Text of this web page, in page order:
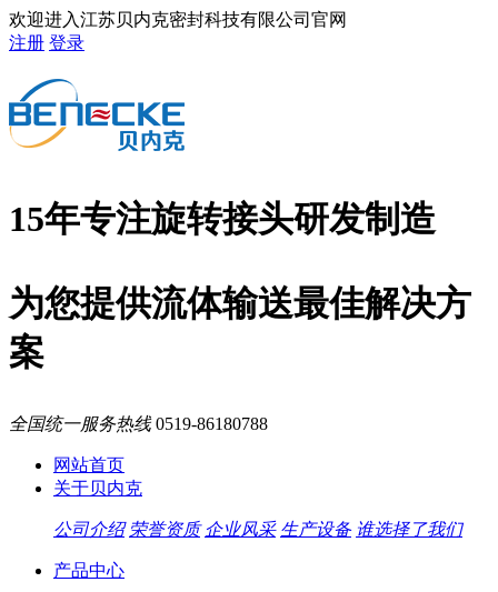
欢迎进入江苏贝内克密封科技有限公司官网
注册 登录
15年专注旋转接头研发制造
为您提供流体输送最佳解决方
案
全国统一服务热线0519-86180788
网站首页
关于贝内克
公司介绍 荣誉资质 企业风采 生产设备 谁选择了我们
产品中心